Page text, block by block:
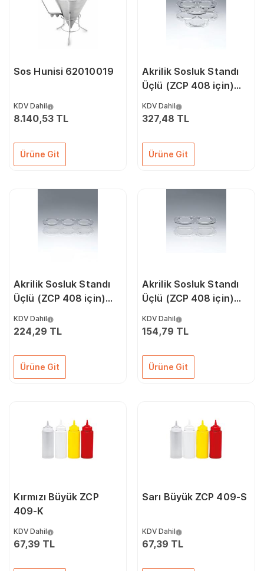
Sos Hunisi 62010019
KDV Dahil
8.140,53 TL
Ürüne Git
Akrilik Sosluk Standı
Üçlü (ZCP 408 için)
KDV Dahil
327,48 TL
Ürüne Git
Akrilik Sosluk Standı
Üçlü (ZCP 408 için)
KDV Dahil
224,29 TL
Ürüne Git
Akrilik Sosluk Standı
Üçlü (ZCP 408 için)
KDV Dahil
154,79 TL
Ürüne Git
Kırmızı Büyük ZCP
409-K
KDV Dahil
67,39 TL
Sarı Büyük ZCP 409-S
KDV Dahil
67,39 TL